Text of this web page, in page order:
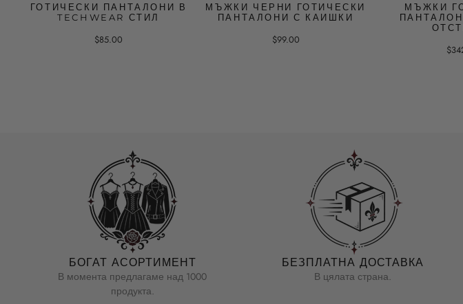
ГОТИЧЕСКИ ПАНТАЛОНИ В
TECHWEAR СТИЛ
$85.00
МЪЖКИ ЧЕРНИ ГОТИЧЕСКИ
ПАНТАЛОНИ С КАИШКИ
$99.00
МЪЖКИ
БОГАТ АСОРТИМЕНТ
В момента предлагаме над 1000
продукта.
БЕЗПЛАТНА ДОСТАВКА
В цялата страна.